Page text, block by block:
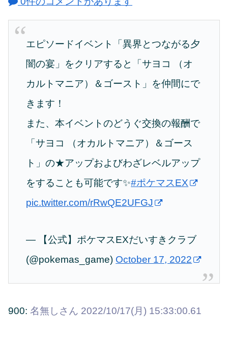
エピソードイベント「異界とつながる夕
闇の宴」をクリアすると「サヨコ （オ
カルトマニア）＆ゴースト」を仲間にで
きます！
また、本イベントのどうぐ交換の報酬で
「サヨコ （オカルトマニア）＆ゴース
ト」の★アップおよびわざレベルアップ
をすることも可能です✨#ポケマスEX
pic.twitter.com/rRwQE2UFGJ
— 【公式】ポケマスEXだいすきクラブ
(@pokemas_game) October 17, 2022
900: 名無しさん 2022/10/17(月) 15:33:00.61